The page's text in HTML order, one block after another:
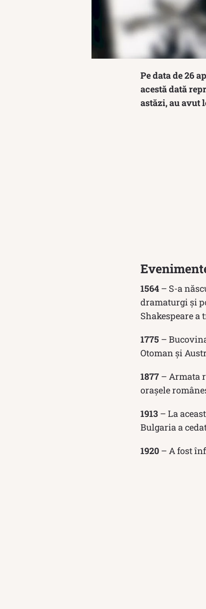
Pe data de 26
acestă dată
astăzi, au avut
1564 – S-a
dramaturgi și
Shakespeare a
1775 –
Otoman și
1877 – Armata
orașele
1913 – La
Bulgaria a
1920 – A fost